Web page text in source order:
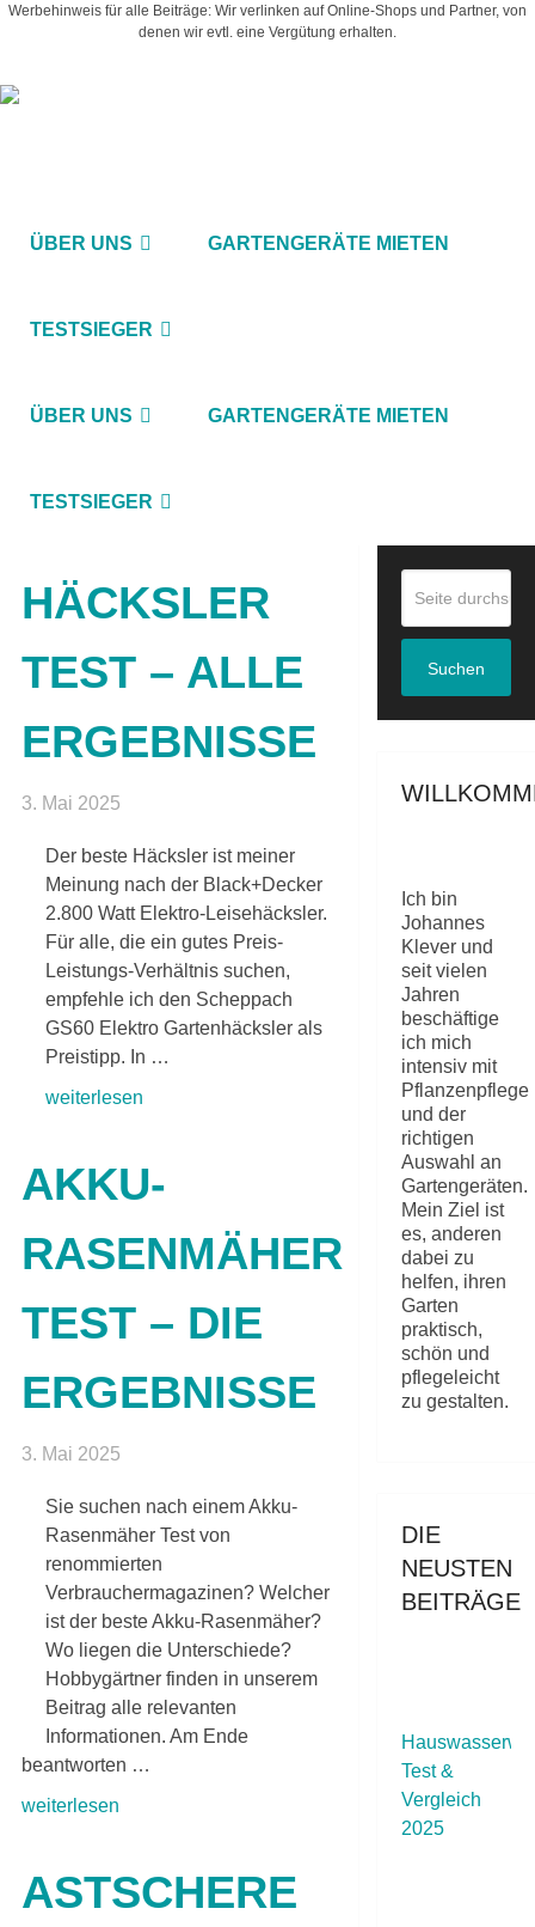
Werbehinweis für alle Beiträge: Wir verlinken auf Online-Shops und Partner, von
denen wir evtl. eine Vergütung erhalten.
ÜBER UNS GARTENGERÄTE MIETEN
TESTSIEGER
ÜBER UNS GARTENGERÄTE MIETEN
TESTSIEGER
HÄCKSLER
TEST – ALLE
ERGEBNISSE
3. Mai 2025
Der beste Häcksler ist meiner
Meinung nach der Black+Decker
2.800 Watt Elektro-Leisehäcksler.
Für alle, die ein gutes Preis-
Leistungs-Verhältnis suchen,
empfehle ich den Scheppach
GS60 Elektro Gartenhäcksler als
Preistipp. In …
weiterlesen
AKKU-
RASENMÄHER
TEST – DIE
ERGEBNISSE
3. Mai 2025
Sie suchen nach einem Akku-
Rasenmäher Test von
renommierten
Verbrauchermagazinen? Welcher
ist der beste Akku-Rasenmäher?
Wo liegen die Unterschiede?
Hobbygärtner finden in unserem
Beitrag alle relevanten
Informationen. Am Ende
beantworten …
weiterlesen
ASTSCHERE
Suchen
Ich bin
Johannes
Klever und
seit vielen
Jahren
beschäftige
ich mich
intensiv mit
Pflanzenpflege
und der
richtigen
Auswahl an
Gartengeräten.
Mein Ziel ist
es, anderen
dabei zu
helfen, ihren
Garten
praktisch,
schön und
pflegeleicht
zu gestalten.
DIE
NEUSTEN
BEITRÄGE
Test &
Vergleich
2025